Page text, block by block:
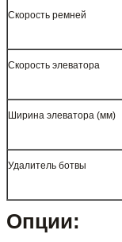
Скорость ремней
Скорость элеватора
Ширина элеватора (мм)
Удалитель ботвы
Опции: